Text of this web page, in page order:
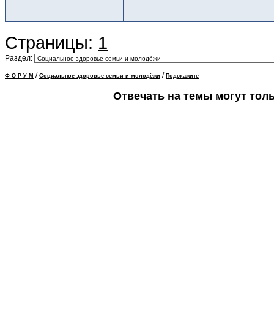
Страницы: 1
Раздел:
Ф О Р У М / Социальное здоровье семьи и молодёжи / Подскажите
Отвечать на темы могут